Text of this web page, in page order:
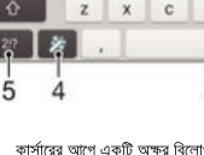
কার্সারের আগে একটি অক্ষর